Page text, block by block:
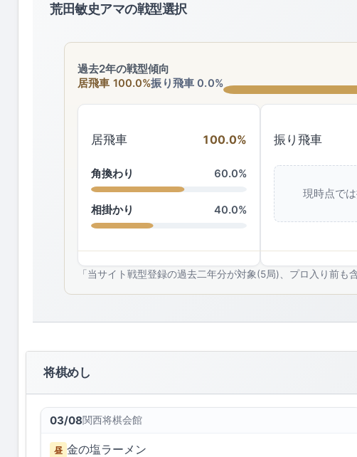
荒田敏史アマの戦型選択
過去2年の戦型傾向
居飛車 100.0%振り飛車 0.0%
居飛車 100.0%
角換わり 60.0%
相掛かり 40.0%
振り飛車
現時点で
「当サイト戦型登録の過去二年分が対象(5局)、プロ入り前も含
将棋めし
03/08関西将棋会館
昼 金の塩ラーメン